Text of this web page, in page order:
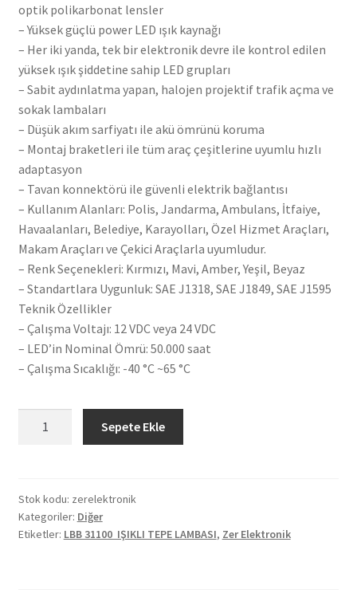
optik polikarbonat lensler
– Yüksek güçlü power LED ışık kaynağı
– Her iki yanda, tek bir elektronik devre ile kontrol edilen
yüksek ışık şiddetine sahip LED grupları
– Sabit aydınlatma yapan, halojen projektif trafik açma ve
sokak lambaları
– Düşük akım sarfiyatı ile akü ömrünü koruma
– Montaj braketleri ile tüm araç çeşitlerine uyumlu hızlı
adaptasyon
– Tavan konnektörü ile güvenli elektrik bağlantısı
– Kullanım Alanları: Polis, Jandarma, Ambulans, İtfaiye,
Havaalanları, Belediye, Karayolları, Özel Hizmet Araçları,
Makam Araçları ve Çekici Araçlarla uyumludur.
– Renk Seçenekleri: Kırmızı, Mavi, Amber, Yeşil, Beyaz
– Standartlara Uygunluk: SAE J1318, SAE J1849, SAE J1595
Teknik Özellikler
– Çalışma Voltajı: 12 VDC veya 24 VDC
– LED’in Nominal Ömrü: 50.000 saat
– Çalışma Sıcaklığı: -40 °C ~65 °C
IŞIKLI
TEPE
LAMBASI
Sepete Ekle
Stok kodu: zerelektronik
Kategoriler: Diğer
Etiketler: LBB 31100 IŞIKLI TEPE LAMBASI, Zer Elektronik